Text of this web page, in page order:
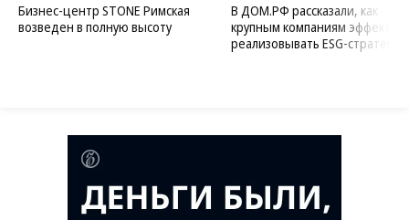
Бизнес-центр STONE Римская
возведен в полную высоту
В ДОМ.РФ рассказали, как
крупным компаниям
реализовывать ESG-стратегию